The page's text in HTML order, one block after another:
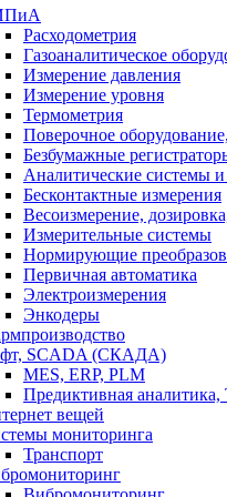
Расходометрия
Газоаналитическое
Измерение давления
Измерение уровня
Термометрия
Поверочное
Безбумажные
Аналитические системы
Бесконтактные измерения
Весоизмерение,
Измерительные системы
Нормирующие
Первичная автоматика
Электроизмерения
Энкодеры
SCADA (СКАДА)
MES, ERP, PLM
Предиктивная
вещей
мониторинга
Транспорт